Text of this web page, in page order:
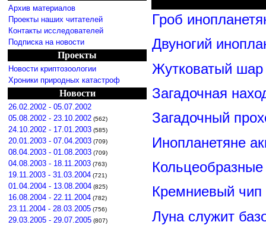
Архив материалов
Проекты наших читателей
Контакты исследователей
Подписка на новости
Проекты
Новости криптозоологии
Хроники природных катастроф
Новости
26.02.2002 - 05.07.2002
05.08.2002 - 23.10.2002 (562)
24.10.2002 - 17.01.2003 (585)
20.01.2003 - 07.04.2003 (709)
08.04.2003 - 01.08.2003 (709)
04.08.2003 - 18.11.2003 (763)
19.11.2003 - 31.03.2004 (721)
01.04.2004 - 13.08.2004 (825)
16.08.2004 - 22.11.2004 (782)
23.11.2004 - 28.03.2005 (756)
29.03.2005 - 29.07.2005 (807)
Гроб
Двуногий
Жутковатый шар
Загадочная
Загадочный
Инопланетяне
Кремниевый
Луна служит